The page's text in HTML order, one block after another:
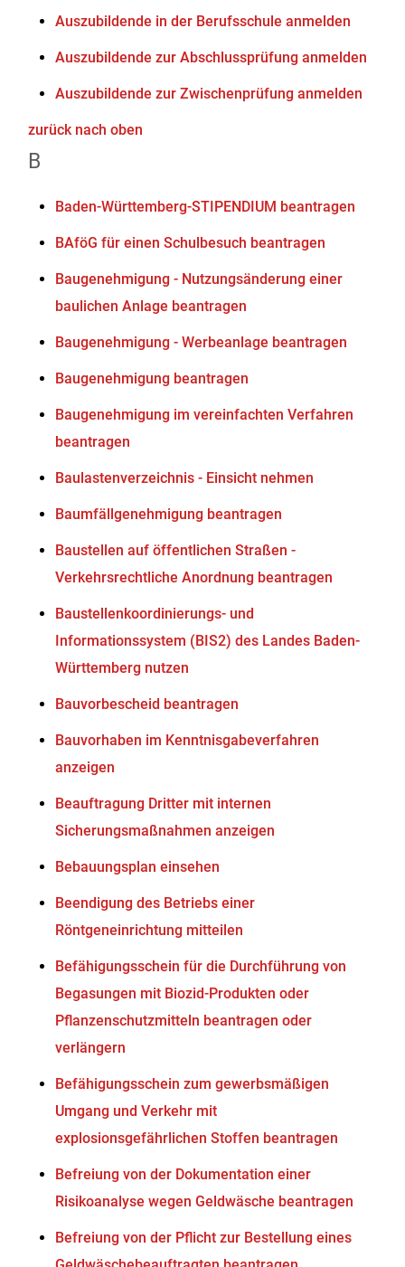
Auszubildende in der Berufsschule anmelden
Auszubildende zur Abschlussprüfung anmelden
Auszubildende zur Zwischenprüfung anmelden
zurück nach oben
B
Baden-Württemberg-STIPENDIUM beantragen
BAföG für einen Schulbesuch beantragen
Baugenehmigung - Nutzungsänderung einer
baulichen Anlage beantragen
Baugenehmigung - Werbeanlage beantragen
Baugenehmigung beantragen
Baugenehmigung im vereinfachten Verfahren
beantragen
Baulastenverzeichnis - Einsicht nehmen
Baumfällgenehmigung beantragen
Baustellen auf öffentlichen Straßen -
Verkehrsrechtliche Anordnung beantragen
Baustellenkoordinierungs- und
Informationssystem (BIS2) des Landes Baden-
Württemberg nutzen
Bauvorbescheid beantragen
Bauvorhaben im Kenntnisgabeverfahren
anzeigen
Beauftragung Dritter mit internen
Sicherungsmaßnahmen anzeigen
Bebauungsplan einsehen
Beendigung des Betriebs einer
Röntgeneinrichtung mitteilen
Befähigungsschein für die Durchführung von
Begasungen mit Biozid-Produkten oder
Pflanzenschutzmitteln beantragen oder
verlängern
Befähigungsschein zum gewerbsmäßigen
Umgang und Verkehr mit
explosionsgefährlichen Stoffen beantragen
Befreiung von der Dokumentation einer
Risikoanalyse wegen Geldwäsche beantragen
Befreiung von der Pflicht zur Bestellung eines